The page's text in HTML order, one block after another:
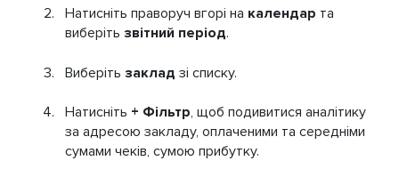
Натисніть праворуч вгорі на календар та
виберіть звітний період.
Виберіть заклад зі списку.
Натисніть + Фільтр, щоб подивитися аналітику
за адресою закладу, оплаченими та середніми
сумами чеків, сумою прибутку.